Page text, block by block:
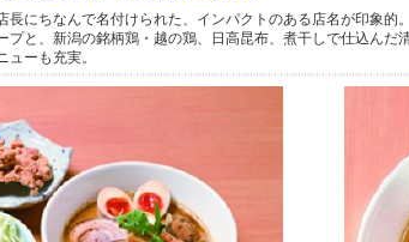
長にちなんで名付けられた、インパクトのある店名が印象的
プと、新潟の銘柄鶏・越の鶏、日高昆布、煮干しで仕込んだ
ューも充実。